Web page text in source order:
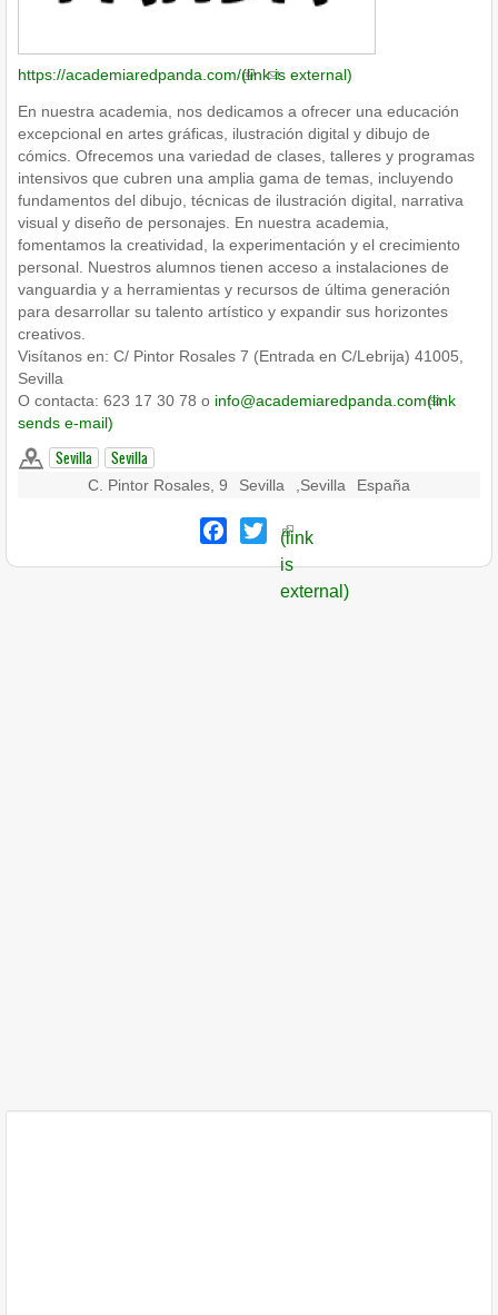
https://academiaredpanda.com/(link is external)
En nuestra academia, nos dedicamos a ofrecer una educación
excepcional en artes gráficas, ilustración digital y dibujo de
cómics. Ofrecemos una variedad de clases, talleres y programas
intensivos que cubren una amplia gama de temas, incluyendo
fundamentos del dibujo, técnicas de ilustración digital, narrativa
visual y diseño de personajes. En nuestra academia,
fomentamos la creatividad, la experimentación y el crecimiento
personal. Nuestros alumnos tienen acceso a instalaciones de
vanguardia y a herramientas y recursos de última generación
para desarrollar su talento artístico y expandir sus horizontes
creativos.
Visítanos en: C/ Pintor Rosales 7 (Entrada en C/Lebrija) 41005,
Sevilla
O contacta: 623 17 30 78 o info@academiaredpanda.com(link
sends e-mail)
Sevilla Sevilla
C. Pintor Rosales, 9 Sevilla Sevilla España
Facebook
Twitter
(link
is
external)